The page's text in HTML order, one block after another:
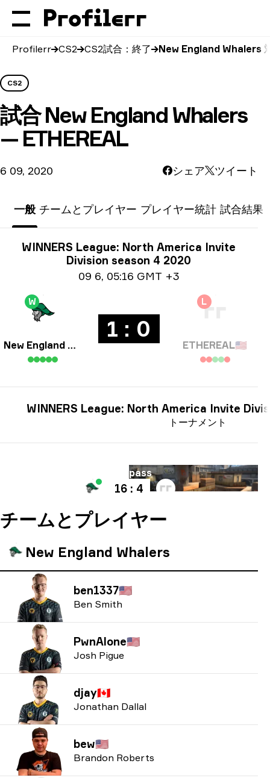
Profilerr CS2 CS2試合：終了 New England Whalers
CS2
試合 New England Whalers
— ETHEREAL
6 09, 2020 シェア ツイート
一般 チームとプレイヤー プレイヤー統計 試合結果
トーナメント情報
WINNERS League: North America Invite
Division season 4 2020
09 6, 05:16 GMT +3
W
New England Whalers
1 : 0
L
ETHEREAL🇺🇸
トーナメント
WINNERS League: North America Invite
Overpass
16 : 4
チームとプレイヤー
New England Whalers
ben1337🇺🇸
Ben Smith
PwnAlone🇺🇸
Josh Pigue
djay🇨🇦
Jonathan Dallal
bew🇺🇸
Brandon Roberts